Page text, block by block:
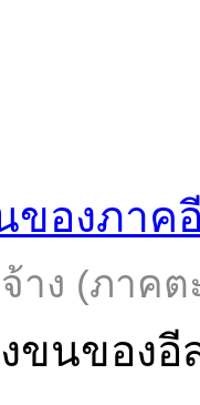
ของภาค
าง (ภาคต
ขนของ